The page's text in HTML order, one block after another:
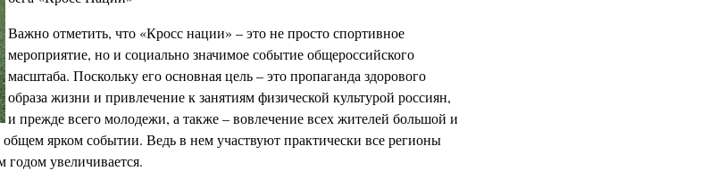
Важно отметить, что «Кросс нации» – это не просто спортивное
мероприятие, но и социально значимое событие общероссийского
масштаба. Поскольку его основная цель – это пропаганда здорового
образа жизни и привлечение к занятиям физической культурой россиян,
и прежде всего молодежи, а также – вовлечение всех жителей большой и
ярком событии. Ведь в нем участвуют практически все регионы
годом увеличивается.